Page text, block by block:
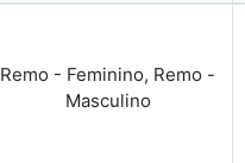
Remo - Feminino, Remo -
Masculino